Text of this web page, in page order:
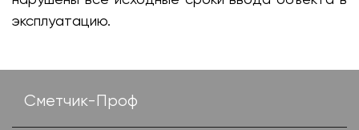
эксплуатацию.
Сметчик-Проф